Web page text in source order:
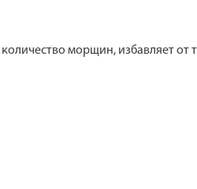
морщин, избавляет от